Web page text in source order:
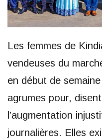
Les femmes de
vendeuses du
en début de
agrumes pour,
l’augmentation
journalières. Elles